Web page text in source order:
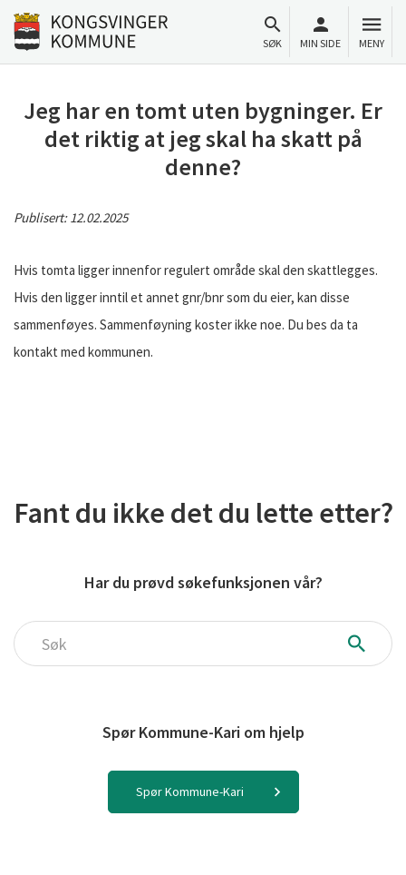
Til innhold
Gå til forsiden
SØK MIN SIDE MENY
Jeg har en tomt uten bygninger. Er
det riktig at jeg skal ha skatt på
denne?
Publisert:12.02.2025
Hvis tomta ligger innenfor regulert område skal den skattlegges.
Hvis den ligger inntil et annet gnr/bnr som du eier, kan disse
sammenføyes. Sammenføyning koster ikke noe. Du bes da ta
kontakt med kommunen.
Fant du ikke det du lette etter?
Har du prøvd søkefunksjonen vår?
Søk
Spør Kommune-Kari om hjelp
Spør Kommune-Kari